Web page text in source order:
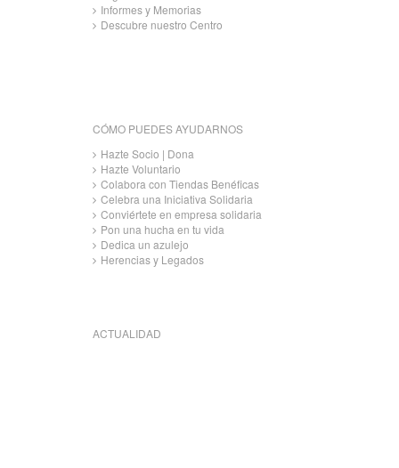
Informes y Memorias
Descubre nuestro Centro
CÓMO PUEDES AYUDARNOS
Hazte Socio | Dona
Hazte Voluntario
Colabora con Tiendas Benéficas
Celebra una Iniciativa Solidaria
Conviértete en empresa solidaria
Pon una hucha en tu vida
Dedica un azulejo
Herencias y Legados
ACTUALIDAD